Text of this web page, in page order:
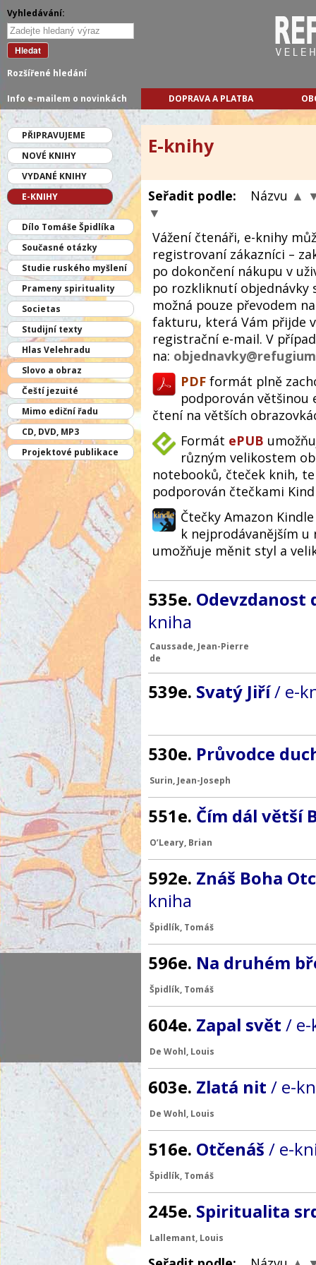
DOPRAVA A PLATBA
PŘIPRAVUJEME
NOVÉ KNIHY
VYDANÉ KNIHY
E-KNIHY
Dílo Tomáše Špidlíka
Současné otázky
Studie ruského myšlení
Prameny spirituality
Societas
Studijní texty
Hlas Velehradu
Slovo a obraz
Čeští jezuité
Mimo ediční řadu
CD, DVD, MP3
Projektové publikace
E-knihy
Seřadit podle: Názvu ▲
▼
Vážení čtenáři, e-knihy
registrovaní zákazníci –
po dokončení nákupu v
po rozkliknutí objednávky
možná pouze převodem
fakturu, která Vám přijde
registrační e-mail. V
na:
PDF formát plně
podporován většinou
čtení na větších
Formát ePUB
různým velikostem
notebooků, čteček knih,
podporován čtečkami
Čtečky Amazon
k nejprodávanějším
umožňuje měnit styl a
535e.
kniha
Caussade, Jean-Pierre
de
539e. Svatý Jiří/ e-
530e. Průvodce
Surin, Jean-Joseph
551e. Čím dál větší
O’Leary, Brian
592e. Znáš Boha
kniha
Špidlík, Tomáš
596e. Na druhém
Špidlík, Tomáš
604e. Zapal svět /
De Wohl, Louis
603e. Zlatá nit / e-
De Wohl, Louis
516e. Otčenáš / e-
Špidlík, Tomáš
245e. Spiritualita
Lallemant, Louis
Vyhledávání:
Hledat
Rozšířené hledání
Info e-mailem o novinkách